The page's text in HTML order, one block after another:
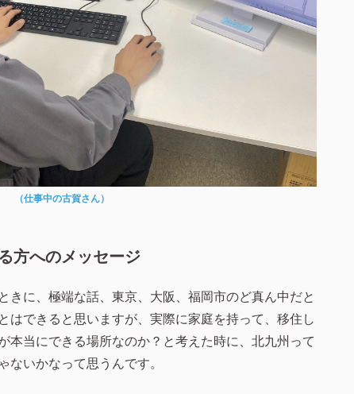
（仕事中の古賀さん）
方へのメッセージ
きに、極端な話、東京、大阪、福岡市のど真ん中だと
はできると思いますが、実際に家庭を持って、移住し
本当にできる場所なのか？と考えた時に、北九州って
いかなって思うんです。